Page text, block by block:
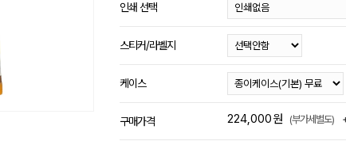
인쇄 선택
스티커/라벨지
케이스
구매가격 224,000원 (부가세별도)